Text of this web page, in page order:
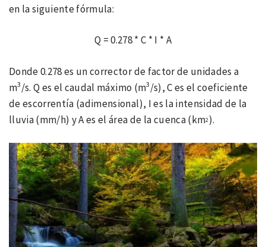
en la siguiente fórmula:
Q = 0.278 * C * I * A
Donde 0.278 es un corrector de factor de unidades a
m3/s. Q es el caudal máximo (m3/s), C es el coeficiente
de escorrentía (adimensional), I es la intensidad de la
lluvia (mm/h) y A es el área de la cuenca (km2).